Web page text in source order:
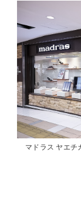
マドラス ヤエチ